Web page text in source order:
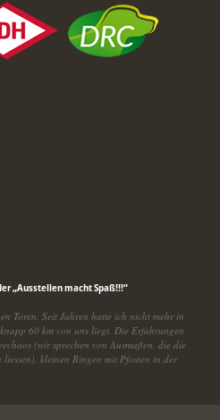
„Ausstellen macht Spaß!!!“
Toren. Seit Jahren hatte ich nicht mehr in
60 km von uns liegt. Die Erfahrungen
(wir sprechen von Ausmaßen, die die
kleinen Ringen mit Pfosten in der